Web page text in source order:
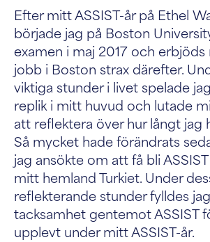
Efter mitt ASSIST-år på Ethel
började jag på Boston
examen i maj 2017 och
jobb i Boston strax därefter.
viktiga stunder i livet spelade
replik i mitt huvud och lutade
att reflektera över hur långt jag
Så mycket hade förändrats
jag ansökte om att få bli
mitt hemland Turkiet. Under
reflekterande stunder fylldes
tacksamhet gentemot ASSIST
upplevt under mitt ASSIST-år.